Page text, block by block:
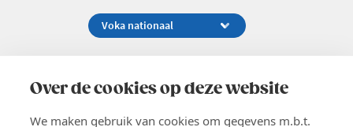
Over de cookies op deze website
We maken gebruik van cookies om gegevens m.b.t.
02 229 81 11